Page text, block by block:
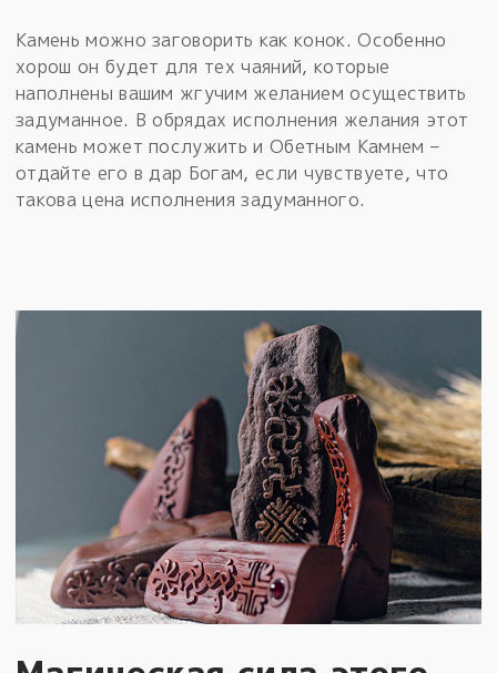
Камень можно заговорить как конок. Особенно
хорош он будет для тех чаяний, которые
наполнены вашим жгучим желанием осуществить
задуманное. В обрядах исполнения желания этот
камень может послужить и Обетным Камнем –
отдайте его в дар Богам, если чувствуете, что
такова цена исполнения задуманного.